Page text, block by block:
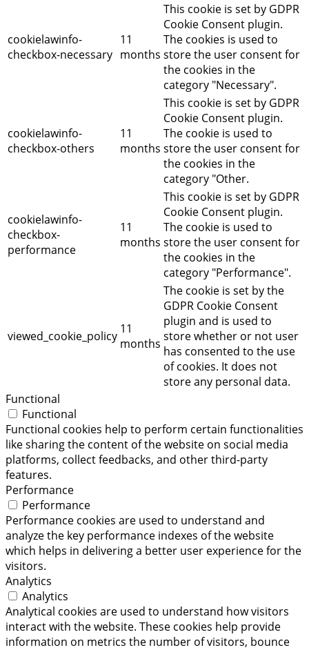
cookielawinfo-
checkbox-necessary
11
months
This cookie is set by GDPR
Cookie Consent plugin.
The cookies is used to
store the user consent for
the cookies in the
category "Necessary".
cookielawinfo-
checkbox-others
11
months
This cookie is set by GDPR
Cookie Consent plugin.
The cookie is used to
store the user consent for
the cookies in the
category "Other.
cookielawinfo-
checkbox-
performance
11
months
This cookie is set by GDPR
Cookie Consent plugin.
The cookie is used to
store the user consent for
the cookies in the
category "Performance".
viewed_cookie_policy 11
months
The cookie is set by the
GDPR Cookie Consent
plugin and is used to
store whether or not user
has consented to the use
of cookies. It does not
store any personal data.
Functional
Functional
Functional cookies help to perform certain functionalities
like sharing the content of the website on social media
platforms, collect feedbacks, and other third-party
features.
Performance
Performance
Performance cookies are used to understand and
analyze the key performance indexes of the website
which helps in delivering a better user experience for the
visitors.
Analytics
Analytics
Analytical cookies are used to understand how visitors
interact with the website. These cookies help provide
information on metrics the number of visitors, bounce